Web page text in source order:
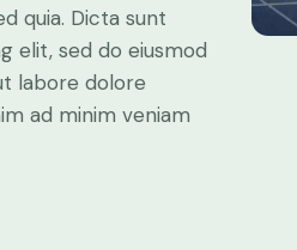
quia. Dicta sunt
elit, sed do eiusmod
labore dolore
ad minim veniam